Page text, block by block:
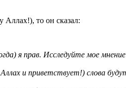
Аллах!), то он сказал:
я прав. Исследуйте мое
и приветствует!) слова